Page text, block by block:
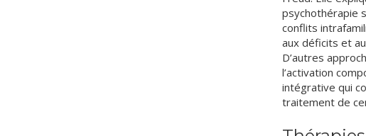
psychothérapie
conflits
aux déficits et
D’autres
l’activation
intégrative qui
traitement de